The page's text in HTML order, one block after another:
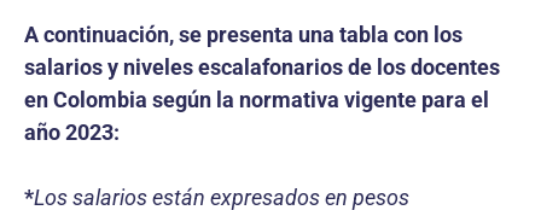
A continuación, se presenta una tabla con los
salarios y niveles escalafonarios de los docentes
en Colombia según la normativa vigente para el
año 2023:
*Los salarios están expresados en pesos